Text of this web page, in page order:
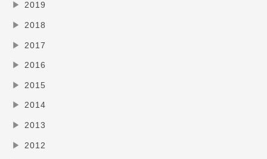
▶ 2019
▶ 2018
▶ 2017
▶ 2016
▶ 2015
▶ 2014
▶ 2013
▶ 2012